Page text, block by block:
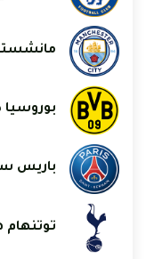
بوروسيا
باريس